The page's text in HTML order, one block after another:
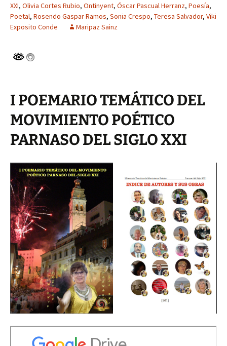
XXI, Olivia Cortes Rubio, Ontinyent, Óscar Pascual Herranz, Poesía,
Poetal, Rosendo Gaspar Ramos, Sonia Crespo, Teresa Salvador, Viki
Exposito Conde
Maripaz Sainz
18 total views
I POEMARIO TEMÁTICO DEL
MOVIMIENTO POÉTICO
PARNASO DEL SIGLO XXI